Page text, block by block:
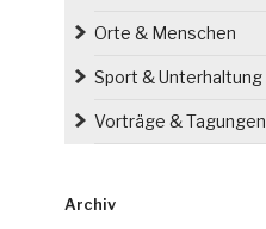
Orte & Menschen
Sport & Unterhaltung
Vorträge & Tagungen
Archiv